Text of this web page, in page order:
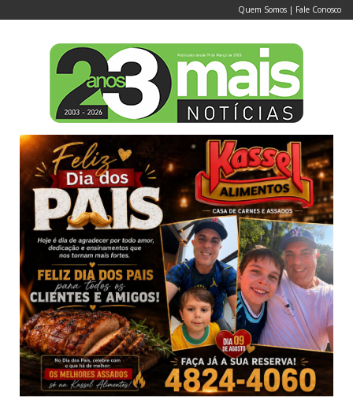
Quem Somos | Fale Conosco